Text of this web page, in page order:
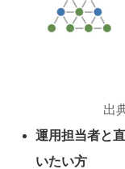
出
運用担当者と
いたい方